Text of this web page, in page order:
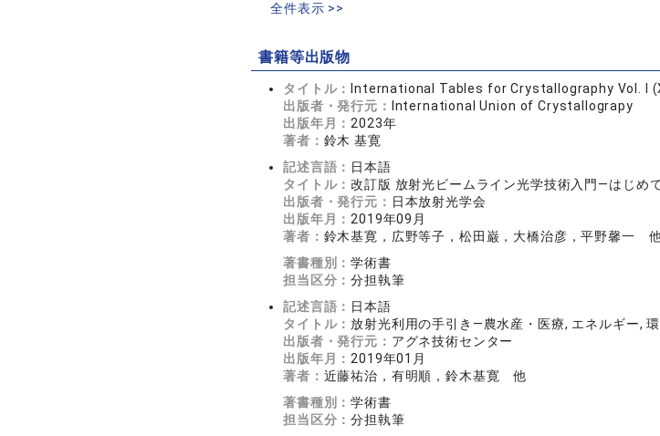
全件表示 >>
書籍等出版物
タイトル：
International Tables for Crystallography Vol. I
出版者・発行元：
International Union of Crystallograpy
出版年月： 2023年
著者： 鈴木 基寛
記述言語： 日本語
タイトル：改訂版 放射光ビームライン光学技術入門—はじめ
出版者・発行元： 日本放射光学会
出版年月： 2019年09月
著者： 鈴木基寛，広野等子，松田巌，大橋治彦，平野馨一
著書種別：学術書
担当区分：分担執筆
記述言語： 日本語
タイトル：放射光利用の手引き―農水産・医療, エネルギー,
出版者・発行元： アグネ技術センター
出版年月： 2019年01月
著者： 近藤祐治，有明順，鈴木基寛 他
著書種別：学術書
担当区分：分担執筆